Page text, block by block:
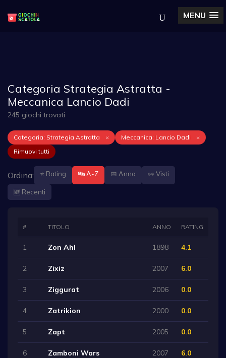
MENU
Categoria Strategia Astratta -
Meccanica Lancio Dadi
245 giochi trovati
Categoria: Strategia Astratta × Meccanica: Lancio Dadi
×
Rimuovi tutti
Ordina: ⭐ Rating 🔤 A-Z 📅 Anno 👀 Visti
🆕 Recenti
# TITOLO ANNO RATING
1 Zon Ahl 1898 4.1
2 Zixiz 2007 6.0
3 Ziggurat 2006 0.0
4 Zatrikion 2000 0.0
5 Zapt 2005 0.0
6 Zamboni Wars 2007 6.0